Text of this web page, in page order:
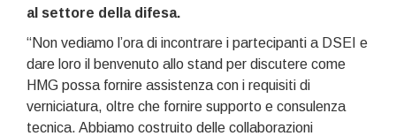
al settore della difesa.
“Non vediamo l’ora di incontrare i partecipanti a DSEI e
dare loro il benvenuto allo stand per discutere come
HMG possa fornire assistenza con i requisiti di
verniciatura, oltre che fornire supporto e consulenza
tecnica. Abbiamo costruito delle collaborazioni